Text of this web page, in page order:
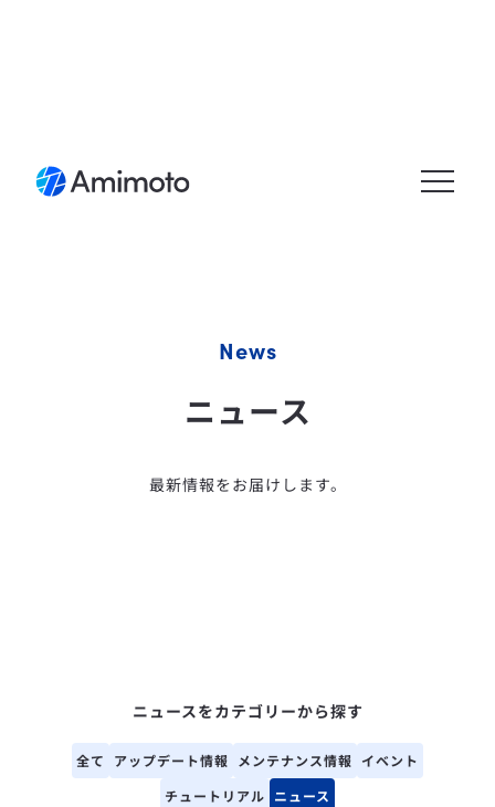
News
ニュース
最新情報をお届けします。
ニュースをカテゴリーから探す
全て アップデート情報 メンテナンス情報 イベント
チュートリアル ニュース